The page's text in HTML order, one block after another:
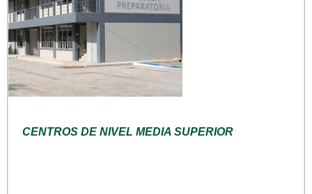
CENTROS DE NIVEL MEDIA SUPERIOR